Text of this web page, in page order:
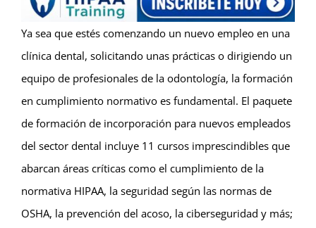
Ya sea que estés comenzando un nuevo empleo en una
clínica dental, solicitando unas prácticas o dirigiendo un
equipo de profesionales de la odontología, la formación
en cumplimiento normativo es fundamental. El paquete
de formación de incorporación para nuevos empleados
del sector dental incluye 11 cursos imprescindibles que
abarcan áreas críticas como el cumplimiento de la
normativa HIPAA, la seguridad según las normas de
OSHA, la prevención del acoso, la ciberseguridad y más;